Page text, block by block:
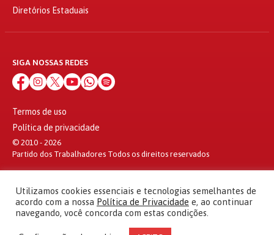
Diretórios Estaduais
SIGA NOSSAS REDES
Termos de uso
Política de privacidade
© 2010 - 2026
Partido dos Trabalhadores Todos os direitos reservados
Utilizamos cookies essenciais e tecnologias semelhantes de
acordo com a nossa Política de Privacidade e, ao continuar
navegando, você concorda com estas condições.